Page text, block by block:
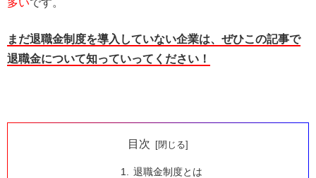
多いです。
まだ退職金制度を導入していない企業は、ぜひこの記事で
退職金について知っていってください！
目次
退職金制度とは